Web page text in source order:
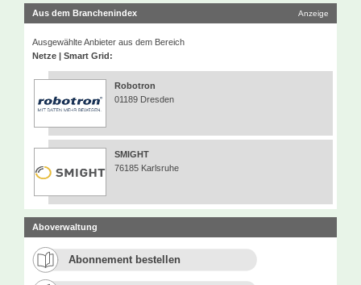
Aus dem Branchenindex Anzeige
Ausgewählte Anbieter aus dem Bereich
Netze | Smart Grid:
Robotron
01189 Dresden
SMIGHT
76185 Karlsruhe
Aboverwaltung
Abonnement bestellen